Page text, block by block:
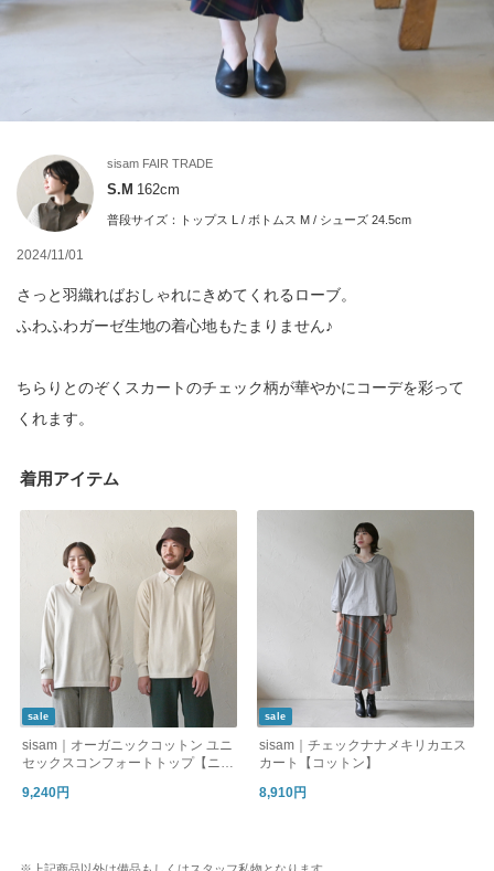
sisam FAIR TRADE
S.M 162cm
普段サイズ： トップス L / ボトムス M / シューズ 24.5cm
2024/11/01
さっと羽織ればおしゃれにきめてくれるローブ。
ふわふわガーゼ生地の着心地もたまりません♪
ちらりとのぞくスカートのチェック柄が華やかにコーデを彩って
くれます。
着用アイテム
sale
sisam｜オーガニックコットン ユニ
セックスコンフォートトップ【ニッ
9,240円
sale
sisam｜チェックナナメキリカエス
カート【コットン】
8,910円